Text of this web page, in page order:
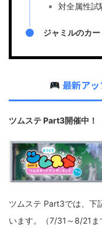
対全属性試
ジャミルのカ
最新アッ
ツムステ Part3開催中！
ツムステ Part3では、下
います。（7/31～8/21ま